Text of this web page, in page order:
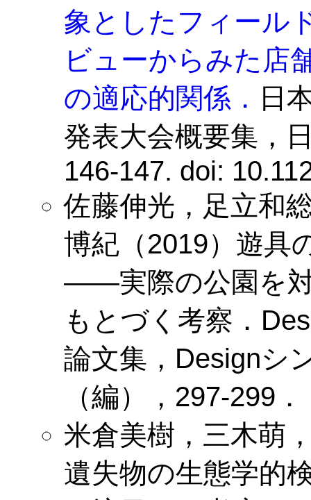
象としたフィール
ビューからみた店
の適応的関係． 日
発表大会概要集，
146-147. doi:
佐藤伸光，足立和
博紀（2019）遊具
——実際の公園を
もとづく考察．
論文集，Designシ
（編），297-299．
米倉美樹，三木萌
遺失物の生態学的